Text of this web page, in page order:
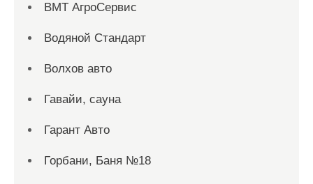
ВМТ АгроСервис
Водяной Стандарт
Волхов авто
Гавайи, сауна
Гарант Авто
Горбани, Баня №18